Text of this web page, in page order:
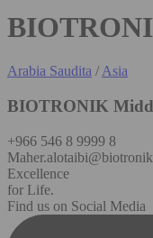
Arabia Saudita /Asia
BIOTRONIK
+966 546 8 9999 8
Excellence
for Life.
Find us on Social Media